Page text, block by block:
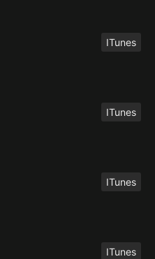
ITunes
ITunes
ITunes
ITunes